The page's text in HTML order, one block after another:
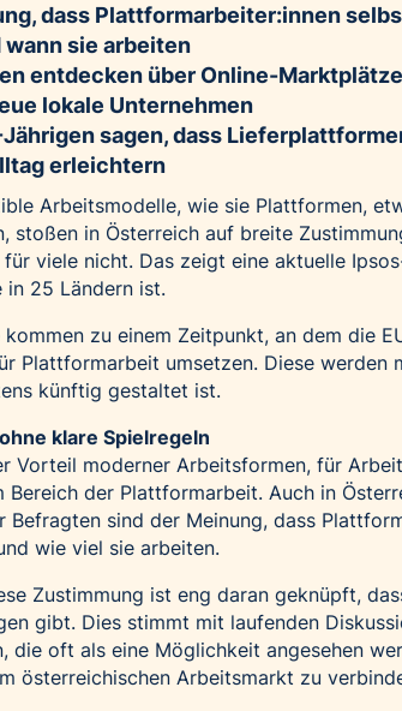
dass Plattformarbeiter:innen
sie arbeiten
entdecken über Online-
lokale Unternehmen
sagen, dass
erleichtern
Arbeitsmodelle, wie sie Plattformen,
stoßen in Österreich auf breite
viele nicht. Das zeigt eine aktuelle
in 25 Ländern ist.
zu einem Zeitpunkt, an dem die
Plattformarbeit umsetzen. Diese werden
künftig gestaltet ist.
klare Spielregeln
Vorteil moderner Arbeitsformen, für
Bereich der Plattformarbeit. Auch in
Befragten sind der Meinung, dass
wie viel sie arbeiten.
Zustimmung ist eng daran geknüpft,
gibt. Dies stimmt mit laufenden
die oft als eine Möglichkeit angesehen
österreichischen Arbeitsmarkt zu